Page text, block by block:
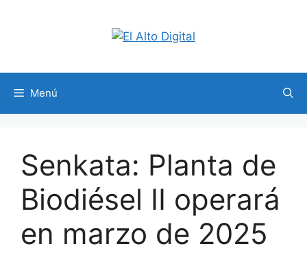
Menú
Senkata: Planta de
Biodiésel II operará
en marzo de 2025